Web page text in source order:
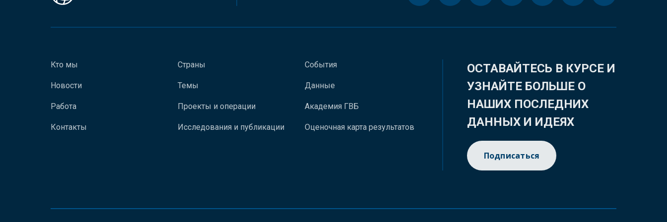
Кто мы
Новости
Работа
Контакты
Страны
Темы
Проекты и операции
Исследования и публикации
События
Данные
Академия ГВБ
Оценочная карта результатов
ОСТАВАЙТЕСЬ В КУРСЕ И
УЗНАЙТЕ БОЛЬШЕ О
НАШИХ ПОСЛЕДНИХ
ДАННЫХ И ИДЕЯХ
Подписаться